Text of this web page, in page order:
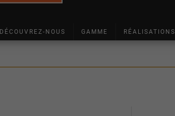
DÉCOUVREZ-NOUS GAMME RÉALISATIONS